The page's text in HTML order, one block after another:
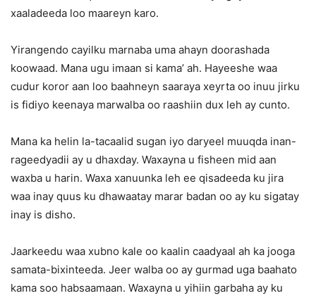
xaaladeeda loo maareyn karo.
Yirangendo cayilku marnaba uma ahayn doorashada
koowaad. Mana ugu imaan si kama’ ah. Hayeeshe waa
cudur koror aan loo baahneyn saaraya xeyrta oo inuu jirku
is fidiyo keenaya marwalba oo raashiin dux leh ay cunto.
Mana ka helin la-tacaalid sugan iyo daryeel muuqda inan-
rageedyadii ay u dhaxday. Waxayna u fisheen mid aan
waxba u harin. Waxa xanuunka leh ee qisadeeda ku jira
waa inay quus ku dhawaatay marar badan oo ay ku sigatay
inay is disho.
Jaarkeedu waa xubno kale oo kaalin caadyaal ah ka jooga
samata-bixinteeda. Jeer walba oo ay gurmad uga baahato
kama soo habsaamaan. Waxayna u yihiin garbaha ay ku